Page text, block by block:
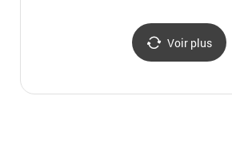
잠실수영
Voir plus